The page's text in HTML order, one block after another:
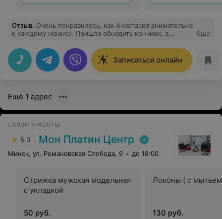
Отзыв. Очень понравилось, как Анастасия внимательна
к каждому нюансу. Пришла обновить кончики, а
Еще
Записаться онлайн
Ещё 1 адрес
САЛОН КРАСОТЫ
5.0 Мон Платин Центр
Минск, ул. Романовская Слобода, 9 до 18:00
Стрижка мужская модельная
с укладкой
50 руб.
Локоны ( с
130 руб.